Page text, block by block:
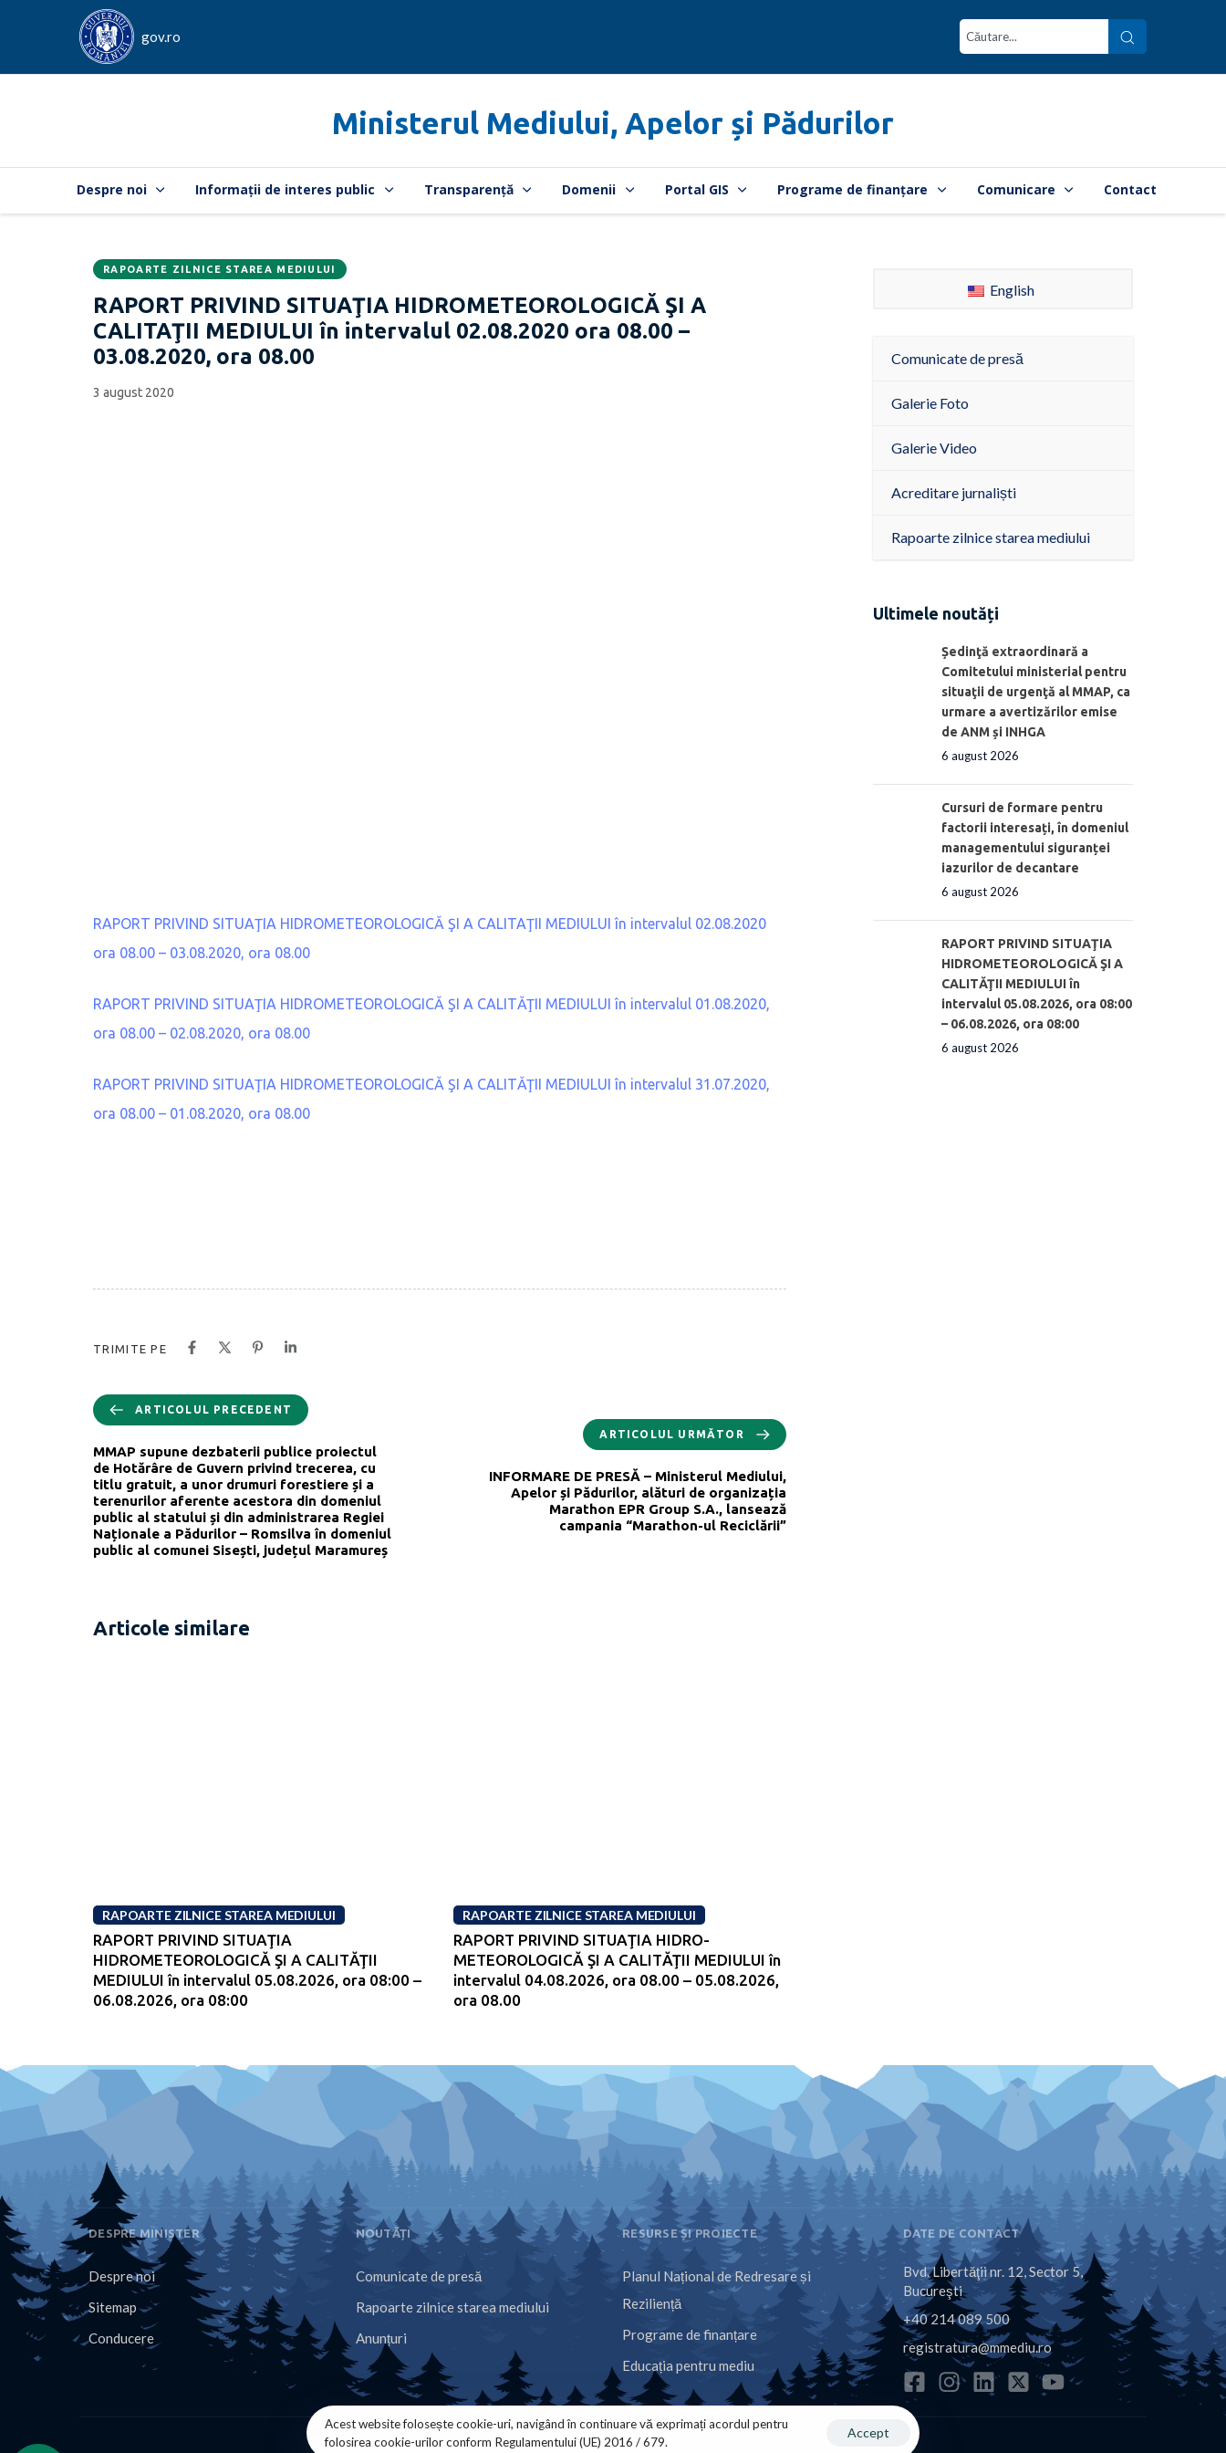
gov.ro
Ministerul Mediului, Apelor și Pădurilor
Despre noi Informații de interes public Transparență Domenii Portal GIS Programe de finanțare Comunicare Contact
CATEGORIA:
RAPOARTE ZILNICE STAREA MEDIULUI
RAPORT PRIVIND SITUAŢIA HIDROMETEOROLOGICĂ ŞI A
CALITAŢII MEDIULUI în intervalul 02.08.2020 ora 08.00 –
03.08.2020, ora 08.00
Data
publicării:
3 august 2020
RAPORT PRIVIND SITUAŢIA HIDROMETEOROLOGICĂ ŞI A CALITAŢII MEDIULUI în intervalul 02.08.2020
ora 08.00 – 03.08.2020, ora 08.00
RAPORT PRIVIND SITUAŢIA HIDROMETEOROLOGICĂ ŞI A CALITĂŢII MEDIULUI în intervalul 01.08.2020,
ora 08.00 – 02.08.2020, ora 08.00
RAPORT PRIVIND SITUAŢIA HIDROMETEOROLOGICĂ ŞI A CALITĂŢII MEDIULUI în intervalul 31.07.2020,
ora 08.00 – 01.08.2020, ora 08.00
TRIMITE PE
ARTICOLUL PRECEDENT
MMAP supune dezbaterii publice proiectul
de Hotărâre de Guvern privind trecerea, cu
titlu gratuit, a unor drumuri forestiere și a
terenurilor aferente acestora din domeniul
public al statului și din administrarea Regiei
Naționale a Pădurilor – Romsilva în domeniul
public al comunei Sisești, județul Maramureș
ARTICOLUL URMĂTOR
INFORMARE DE PRESĂ – Ministerul Mediului,
Apelor și Pădurilor, alături de organizația
Marathon EPR Group S.A., lansează
campania “Marathon-ul Reciclării”
Articole similare
RAPOARTE ZILNICE STAREA MEDIULUI
RAPORT PRIVIND SITUAŢIA
HIDROMETEOROLOGICĂ ŞI A CALITĂŢII
MEDIULUI în intervalul 05.08.2026, ora 08:00 –
06.08.2026, ora 08:00
RAPOARTE ZILNICE STAREA MEDIULUI
RAPORT PRIVIND SITUAŢIA HIDRO-
METEOROLOGICĂ ŞI A CALITĂŢII MEDIULUI în
intervalul 04.08.2026, ora 08.00 – 05.08.2026,
ora 08.00
English
Comunicate de presă
Galerie Foto
Galerie Video
Acreditare jurnaliști
Rapoarte zilnice starea mediului
Ultimele noutăți
Ședinţă extraordinară a
Comitetului ministerial pentru
situaţii de urgenţă al MMAP, ca
urmare a avertizărilor emise
de ANM și INHGA
6 august 2026
Cursuri de formare pentru
factorii interesați, în domeniul
managementului siguranței
iazurilor de decantare
6 august 2026
RAPORT PRIVIND SITUAŢIA
HIDROMETEOROLOGICĂ ŞI A
CALITĂŢII MEDIULUI în
intervalul 05.08.2026, ora 08:00
– 06.08.2026, ora 08:00
6 august 2026
DESPRE MINISTER
Despre noi
Sitemap
Conducere
NOUTĂȚI
Comunicate de presă
Rapoarte zilnice starea mediului
Anunțuri
RESURSE ȘI PROIECTE
Planul Național de Redresare și
Reziliență
Programe de finanțare
Educația pentru mediu
DATE DE CONTACT
Bvd. Libertăţii nr. 12, Sector 5,
Bucureşti
+40 214 089 500
registratura@mmediu.ro
Acest website folosește cookie-uri, navigând în continuare vă exprimați acordul pentru
folosirea cookie-urilor conform Regulamentului (UE) 2016 / 679.
Accept